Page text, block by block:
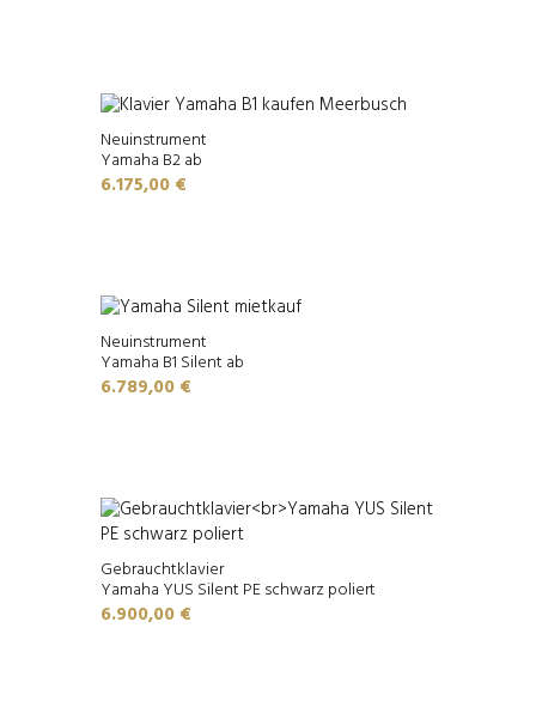
Neuinstrument
Yamaha B2 ab
6.175,00 €
Neuinstrument
Yamaha B1 Silent ab
6.789,00 €
Gebrauchtklavier
Yamaha YUS Silent PE schwarz poliert
6.900,00 €